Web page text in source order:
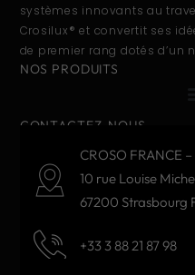
systèmes innovants au
Crosilux® et convertit ses
de premier rang dotés d’un
NOS PRODUITS
CONTACTEZ-NOUS
CROSO FRANCE –
10 rue Louise
67200 Strasbourg
+33 3 88 21 87 98